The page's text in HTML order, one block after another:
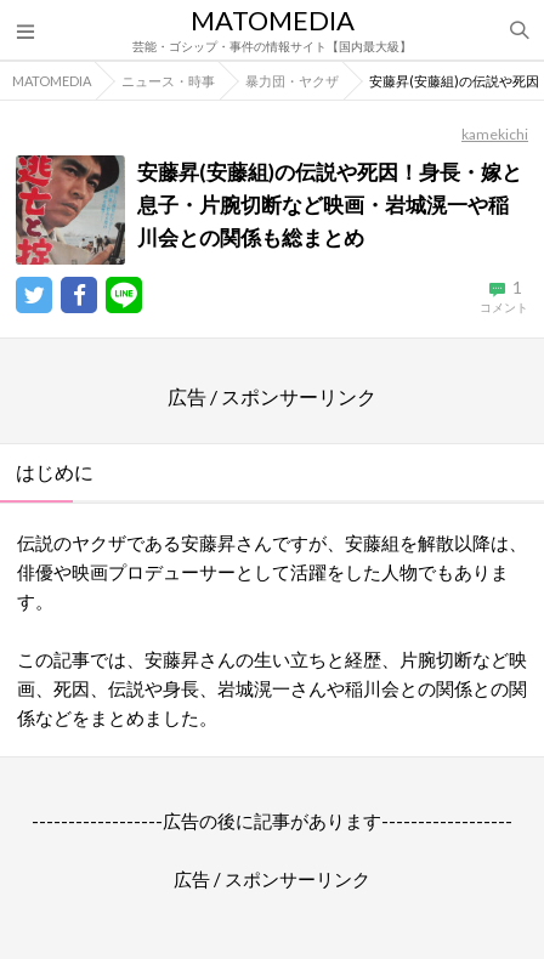
MATOMEDIA
芸能・ゴシップ・事件の情報サイト【国内最大級】
MATOMEDIA ニュース・時事 暴力団・ヤクザ 安藤昇(安藤組)の伝説や死
kamekichi
安藤昇(安藤組)の伝説や死因！身長・嫁と
息子・片腕切断など映画・岩城滉一や稲
川会との関係も総まとめ
1
コメント
広告 / スポンサーリンク
はじめに
伝説のヤクザである安藤昇さんですが、安藤組を解散以降は、
俳優や映画プロデューサーとして活躍をした人物でもありま
す。
この記事では、安藤昇さんの生い立ちと経歴、片腕切断など映
画、死因、伝説や身長、岩城滉一さんや稲川会との関係との関
係などをまとめました。
------------------広告の後に記事があります------------------
広告 / スポンサーリンク